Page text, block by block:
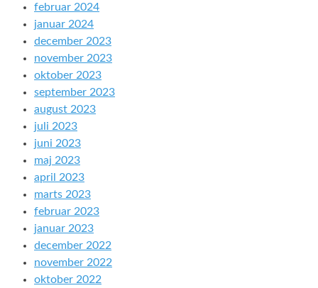
februar 2024
januar 2024
december 2023
november 2023
oktober 2023
september 2023
august 2023
juli 2023
juni 2023
maj 2023
april 2023
marts 2023
februar 2023
januar 2023
december 2022
november 2022
oktober 2022